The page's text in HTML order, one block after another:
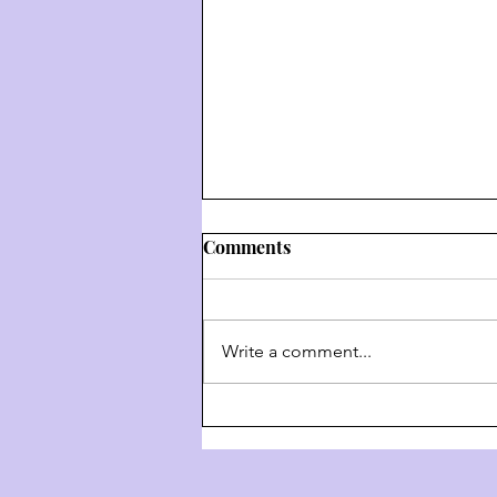
- The 4 Behaviors Of G-D
Comments
Write a comment...